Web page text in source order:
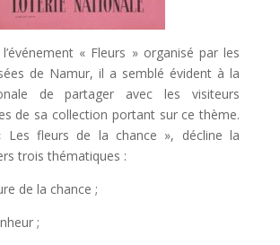
« Fleurs » organisé par les
de Namur, il a semblé évident à la
de partager avec les visiteurs
de sa collection portant sur ce thème.
Les fleurs de la chance », décline la
trois thématiques :
de la chance ;
;